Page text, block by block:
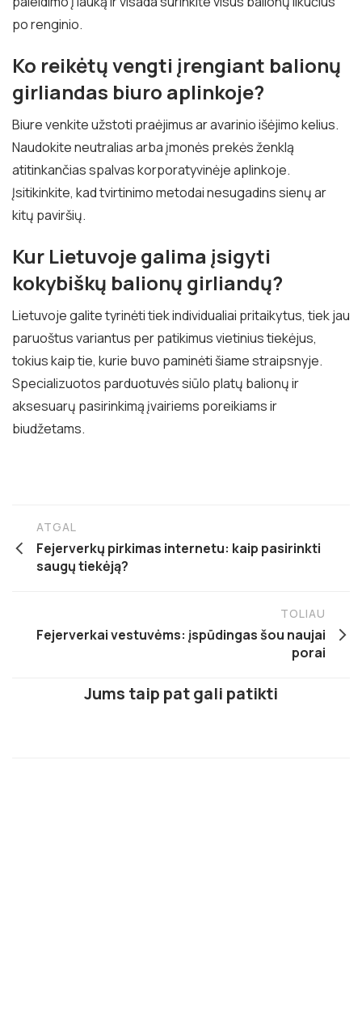
po renginio.
Ko reikėtų vengti įrengiant balionų
girliandas biuro aplinkoje?
Biure venkite užstoti praėjimus ar avarinio išėjimo kelius.
Naudokite neutralias arba įmonės prekės ženklą
atitinkančias spalvas korporatyvinėje aplinkoje.
Įsitikinkite, kad tvirtinimo metodai nesugadins sienų ar
kitų paviršių.
Kur Lietuvoje galima įsigyti
kokybiškų balionų girliandų?
Lietuvoje galite tyrinėti tiek individualiai pritaikytus, tiek jau
paruoštus variantus per patikimus vietinius tiekėjus,
tokius kaip tie, kurie buvo paminėti šiame straipsnyje.
Specializuotos parduotuvės siūlo platų balionų ir
aksesuarų pasirinkimą įvairiems poreikiams ir
biudžetams.
ATGAL
Fejerverkų pirkimas internetu: kaip pasirinkti
saugų tiekėją?
TOLIAU
Fejerverkai vestuvėms: įspūdingas šou naujai
porai
Jums taip pat gali patikti